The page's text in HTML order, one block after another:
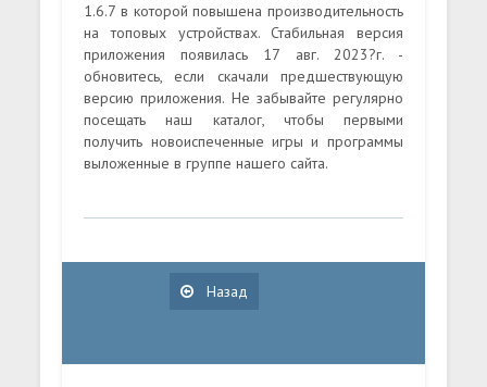
1.6.7 в которой повышена производительность
на топовых устройствах. Стабильная версия
приложения появилась 17 авг. 2023?г. -
обновитесь, если скачали предшествующую
версию приложения. Не забывайте регулярно
посещать наш каталог, чтобы первыми
получить новоиспеченные игры и программы
выложенные в группе нашего сайта.
Назад